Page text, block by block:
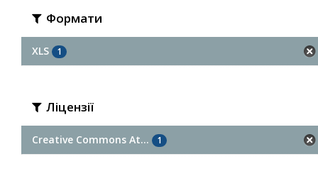
Формати
XLS 1
Ліцензії
Creative Commons At... 1